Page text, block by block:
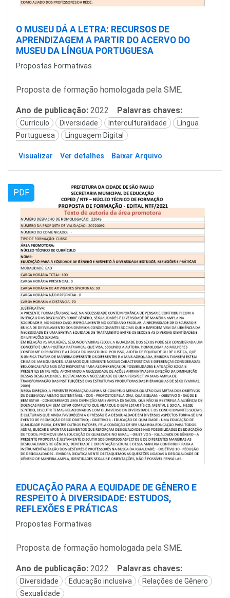
O MUSEU DÁ A LETRA: RECURSOS DE
APRENDIZAGEM A PARTIR DO ACERVO DO
MUSEU DA LÍNGUA PORTUGUESA
Propostas Formativas
Proposta de formação homologada pela SME.
Ano de publicação: 2022 Palavras chaves:
Currículo Diversidade Interculturalidade
Língua
Portuguesa
Linguagem Digital
Visualizar Ver detalhes Baixar Arquivo
PDF
EDUCAÇÃO PARA A EQUIDADE DE GÊNERO E
RESPEITO À DIVERSIDADE: ESTUDOS,
REFLEXÕES E PRÁTICAS
Propostas Formativas
Proposta de formação homologada pela SME.
Ano de publicação: 2022 Palavras chaves:
Diversidade Educação inclusiva
Relações de Gênero
Sexualidade